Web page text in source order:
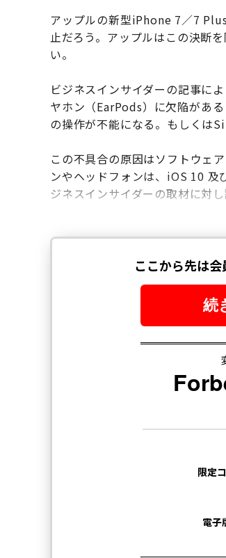
アップルの新型iPhone 7／7
止だろう。アップルはこの決断
い。
ビジネスインサイダーの記事に
ヤホン（EarPods）に欠陥があ
の操作が不能になる。もしくは
この不具合の原因はソフトウェ
ンやヘッドフォンは、iOS 10
ジネスインサイダーの取材に対し